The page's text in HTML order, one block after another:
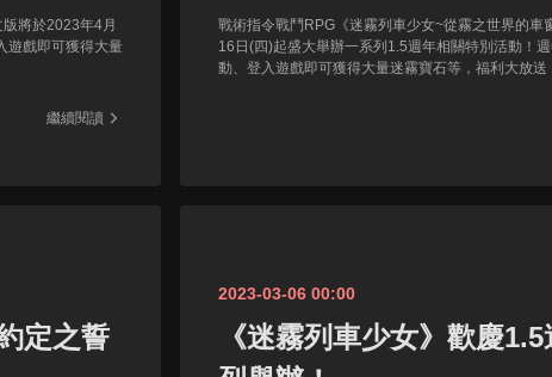
將於2023年4月
遊戲即可獲得大量
繼續閱讀
戰術指令戰鬥RPG《迷霧列車少女~從霧之世界的車
16日(四)起盛大舉辦一系列1.5週年相關特別活動！
動、登入遊戲即可獲得大量迷霧寶石等，福利大放送
定之誓
2023-03-06 00:00
《迷霧列車少女》歡慶